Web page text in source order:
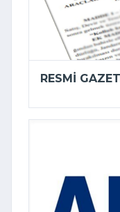
RESMI